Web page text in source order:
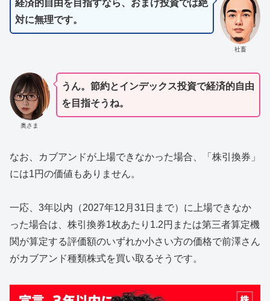
社畜
経済的自由を目指すなら、おまけ投資では絶
対に無理です。
奥さま
うん。節約とインデックス投資で経済的自由
を目指そうね。
なお、カブアンドが上場できなかった場合、「株引換券」
には1円の価値もありません。
一応、3年以内（2027年12月31日まで）に上場できなか
った場合は、株引換券1枚あたり1.2円または第三者算定機
関が算定する評価額のいずれか小さい方の価格で前澤さん
がカブアンド種類株式を買い取るそうです。